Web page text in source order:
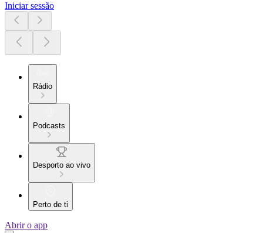
Iniciar sessão
Rádio
Podcasts
Desporto ao vivo
Perto de ti
Abrir o app